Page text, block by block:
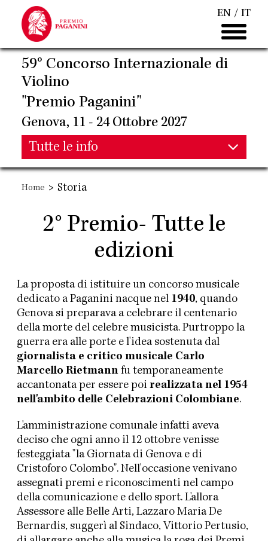
contenuto
principale
EN IT
59° Concorso Internazionale di
Violino
"Premio Paganini"
Genova, 11 - 24 Ottobre 2027
Main
navigation
Tutte le info
Main
navigation
Home > Storia
2° Premio- Tutte le
edizioni
La proposta di istituire un concorso musicale
dedicato a Paganini nacque nel 1940, quando
Genova si preparava a celebrare il centenario
della morte del celebre musicista. Purtroppo la
guerra era alle porte e l'idea sostenuta dal
giornalista e critico musicale Carlo
Marcello Rietmann fu temporaneamente
accantonata per essere poi realizzata nel 1954
nell'ambito delle Celebrazioni Colombiane.
L'amministrazione comunale infatti aveva
deciso che ogni anno il 12 ottobre venisse
festeggiata "la Giornata di Genova e di
Cristoforo Colombo". Nell'occasione venivano
assegnati premi e riconoscimenti nel campo
della comunicazione e dello sport. L'allora
Assessore alle Belle Arti, Lazzaro Maria De
Bernardis, suggerì al Sindaco, Vittorio Pertusio,